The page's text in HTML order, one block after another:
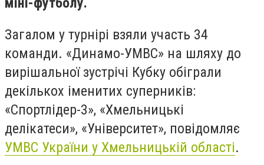
Загалом у турнірі взяли участь 34
команди. «Динамо-УМВС» на шляху до
вирішальної зустрічі Кубку обіграли
декількох іменитих суперників:
«Спортлідер-3», «Хмельницькі
делікатеси», «Університет», повідомляє
УМВС України у Хмельницькій області.